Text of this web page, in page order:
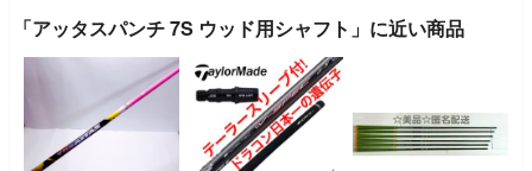
「アッタスパンチ 7S ウッド用シャフト」に近い商品